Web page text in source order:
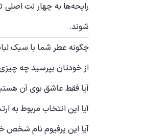
رایحه‌ها به چهار نت اصلی
شوند.
چگونه عطر شما با سبک
از خودتان بپرسید چه
آیا فقط عاشق بوی آن
آیا این انتخاب مربوط به
آیا این پرفیوم نام شخص